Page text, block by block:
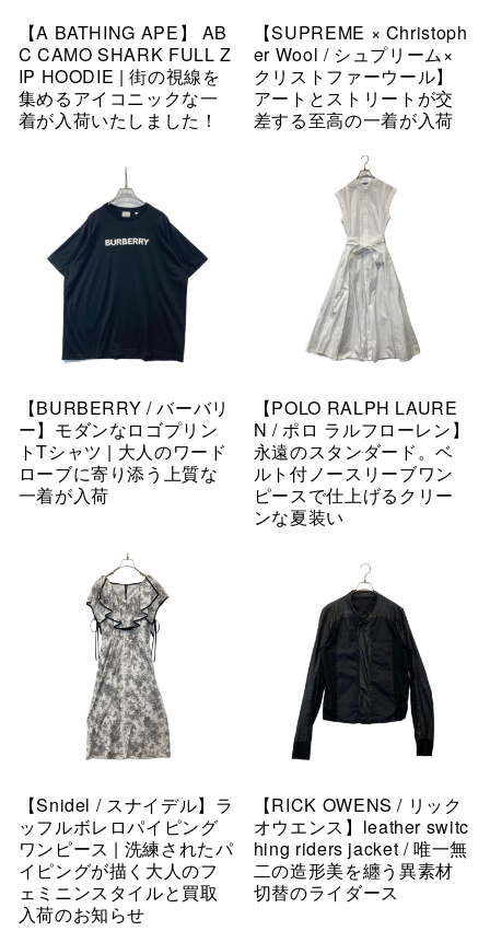
【A BATHING APE】 AB
C CAMO SHARK FULL Z
IP HOODIE | 街の視線を
集めるアイコニックな一
着が入荷いたしました！
【SUPREME × Christoph
er Wool / シュプリーム×
クリストファーウール】
アートとストリートが交
差する至高の一着が入荷
【BURBERRY / バーバリ
ー】モダンなロゴプリン
トTシャツ | 大人のワード
ローブに寄り添う上質な
一着が入荷
【POLO RALPH LAURE
N / ポロ ラルフローレン】
永遠のスタンダード。ベ
ルト付ノースリーブワン
ピースで仕上げるクリー
ンな夏装い
【Snidel / スナイデル】ラ
ッフルボレロパイピング
ワンピース | 洗練されたパ
イピングが描く大人のフ
ェミニンスタイルと買取
入荷のお知らせ
【RICK OWENS / リック
オウエンス】leather switc
hing riders jacket / 唯一無
二の造形美を纏う異素材
切替のライダース